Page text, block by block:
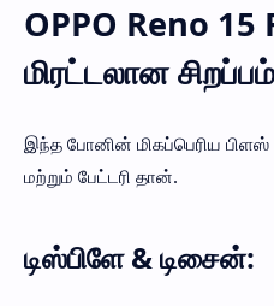
OPPO Reno 15
மிரட்டலான
இந்த போனின் மிகப்பெரிய
மற்றும் பேட்டரி தான்.
டிஸ்பிளே & டிசைன்: